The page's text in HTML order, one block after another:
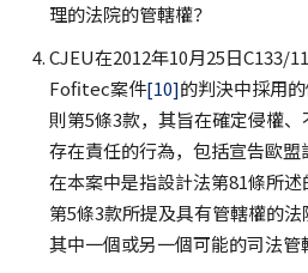
理的法院的管轄權？
CJEU在2012年10月25日C133/
Fofitec案件[10]的判決中採用
則第5條3款，其旨在確定侵權
存在責任的行為，包括宣告歐
在本案中是指設計法第81條所
第5條3款所提及具有管轄權的
其中一個或另一個可能的司法管